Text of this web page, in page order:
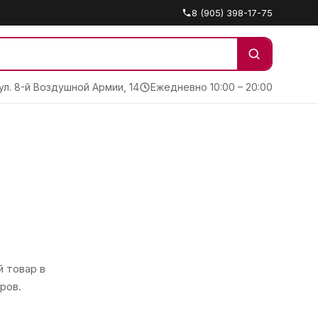
8 (905) 398-17-75
8-й Воздушной Армии, 14 Ежедневно 10:00 – 20:00
товар в